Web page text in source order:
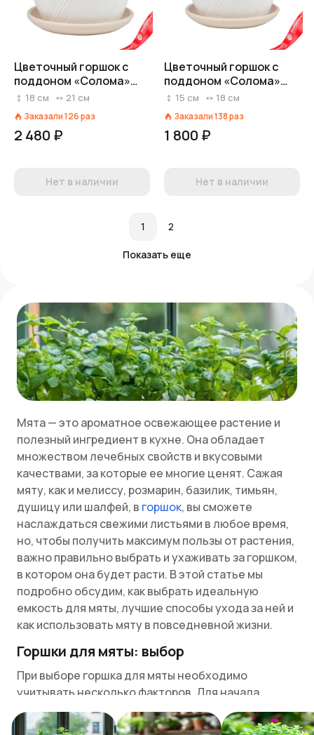
Цветочный горшок с
поддоном «Солома»
(бетон), D21xH18см, 4л,
18 см 21 см
Заказали126раз
2 480 ₽
Нет в наличии
Цветочный горшок с
поддоном «Солома»
(бетон), D18xH15см,
15 см 18 см
Заказали138раз
1 800 ₽
Нет в наличии
1 2
Показать еще
Мята — это ароматное освежающее растение и
полезный ингредиент в кухне. Она обладает
множеством лечебных свойств и вкусовыми
качествами, за которые ее многие ценят. Сажая
мяту, как и мелиссу, розмарин, базилик, тимьян,
душицу или шалфей, в горшок, вы сможете
наслаждаться свежими листьями в любое время,
но, чтобы получить максимум пользы от растения,
важно правильно выбрать и ухаживать за горшком,
в котором она будет расти. В этой статье мы
подробно обсудим, как выбрать идеальную
емкость для мяты, лучшие способы ухода за ней и
как использовать мяту в повседневной жизни.
Горшки для мяты: выбор
При выборе горшка для мяты необходимо
учитывать несколько факторов. Для начала,
нужно понимать, что мята — довольно
агрессивное растение, которое растет быстро и